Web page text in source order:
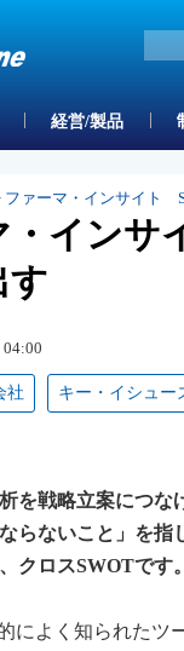
経営/製品
ファーマ・インサイト
・イン
す
社 キー・イシュー
を戦略立案につな
らないこと」を指
クロスSWOTです。
によく知られたツ